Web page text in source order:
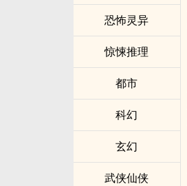
恐怖灵异
惊悚推理
都市
科幻
玄幻
武侠仙侠